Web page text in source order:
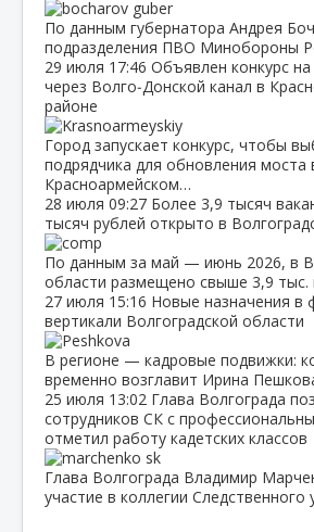
По данным губернатора Андрея
подразделения ПВО Минобороны
29 июля 17:46 Объявлен конкурс
через Волго‑Донской канал в
районе
Город запускает конкурс, чтобы
подрядчика для обновления моста
Красноармейском…
28 июля 09:27 Более 3,9 тысяч
тысяч рублей открыто в
По данным за май — июнь 2026, в
области размещено свыше 3,9 тыс.
27 июля 15:16 Новые назначения в
вертикали Волгоградской области
В регионе — кадровые подвижки:
временно возглавит Ирина
25 июля 13:02 Глава Волгограда
сотрудников СК с
отметил работу кадетских классов
Глава Волгограда Владимир
участие в коллегии